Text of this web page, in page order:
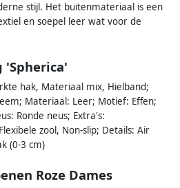
stijl. Het buitenmateriaal is een
en soepel leer wat voor de
'Spherica'
hak, Materiaal mix, Hielband;
Materiaal: Leer; Motief: Effen;
Ronde neus; Extra's:
zool, Non-slip; Details: Air
(0-3 cm)
Roze Dames